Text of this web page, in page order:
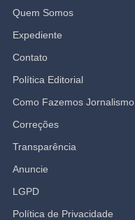
Quem Somos
Expediente
Contato
Política Editorial
Como Fazemos Jornalismo
Correções
Transparência
Anuncie
LGPD
Política de Privacidade